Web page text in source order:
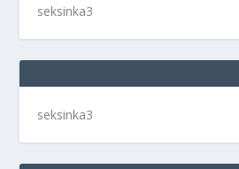
seksinka3
seksinka3